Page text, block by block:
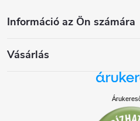
Információ az Ön számára
Vásárlás